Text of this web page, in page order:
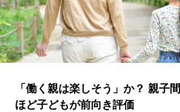
「働く親は楽しそう」か？ 親子
ほど子どもが前向き評価